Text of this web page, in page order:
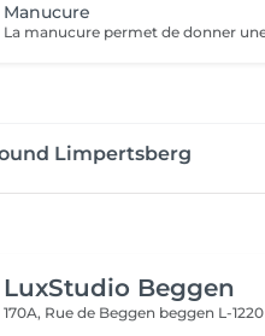
Manucure
Limpertsberg
LuxStudio Beggen
170A, Rue de Beggen beggen L-1220